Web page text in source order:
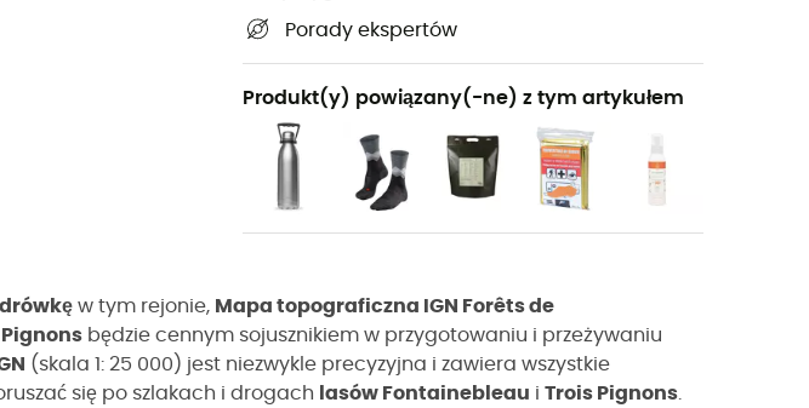
Porady ekspertów
Produkt(y) powiązany(-ne) z tym artykułem
w tym rejonie, Mapa topograficzna IGN Forêts de
będzie cennym sojusznikiem w przygotowaniu i przeżywaniu
(skala 1: 25 000) jest niezwykle precyzyjna i zawiera wszystkie
się po szlakach i drogach
lasów Fontainebleau i Trois Pignons